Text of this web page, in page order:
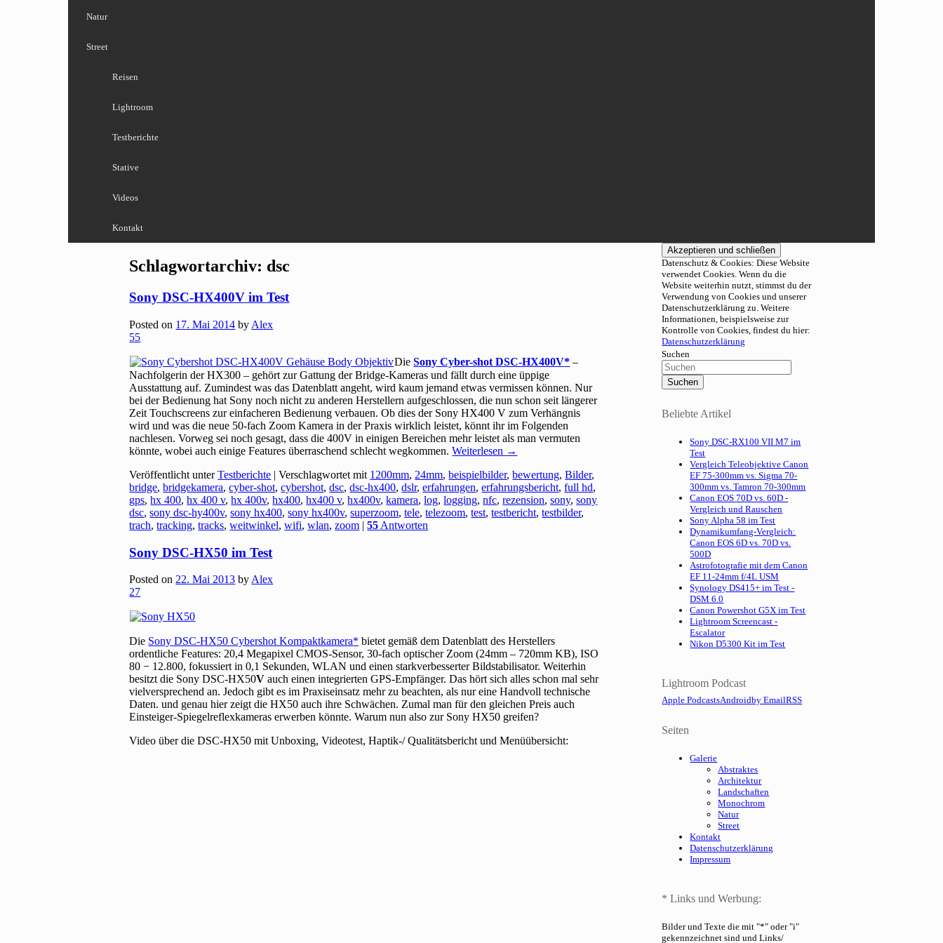
Natur
Street
Reisen
Lightroom
Testberichte
Stative
Videos
Kontakt
Schlagwortarchiv: dsc
Sony DSC-HX400V im Test
Posted on 17. Mai 2014 by Alex
55
DieSony Cyber-shot DSC-HX400V
–
Nachfolgerin der HX300 – gehört zur Gattung der Bridge-Kameras und fällt durch eine üppige
Ausstattung auf. Zumindest was das Datenblatt angeht, wird kaum jemand etwas vermissen können. Nur
bei der Bedienung hat Sony noch nicht zu anderen Herstellern aufgeschlossen, die nun schon seit längerer
Zeit Touchscreens zur einfacheren Bedienung verbauen. Ob dies der Sony HX400 V zum Verhängnis
wird und was die neue 50-fach Zoom Kamera in der Praxis wirklich leistet, könnt ihr im Folgenden
nachlesen. Vorweg sei noch gesagt, dass die 400V in einigen Bereichen mehr leistet als man vermuten
könnte, wobei auch einige Features überraschend schlecht wegkommen.Weiterlesen →
Veröffentlicht unter Testberichte |Verschlagwortet mit 1200mm, 24mm,beispielbilder,bewertung,Bilder,
bridge,bridgekamera,cyber-shot,cybershot,dsc,dsc-hx400,dslr,erfahrungen,erfahrungsbericht,full hd,
gps,hx 400,hx 400 v,hx 400v,hx400,hx400 v,hx400v,kamera,log,logging,nfc,rezension,sony,sony
dsc,sony dsc-hy400v,sony hx400,sony hx400v,superzoom,tele,telezoom,test,testbericht,testbilder,
trach,tracking,tracks,weitwinkel,wifi,wlan,zoom |55 Antworten
Sony DSC-HX50 im Test
Posted on22. Mai 2013 byAlex
27
Die Sony DSC-HX50 Cybershot Kompaktkamera
bietet gemäß dem Datenblatt des Herstellers
ordentliche Features: 20,4 Megapixel CMOS-Sensor, 30-fach optischer Zoom (24mm – 720mm KB), ISO
80 − 12.800, fokussiert in 0,1 Sekunden, WLAN und einen starkverbesserter Bildstabilisator. Weiterhin
besitzt die Sony DSC-HX50V auch einen integrierten GPS-Empfänger. Das hört sich alles schon mal sehr
vielversprechend an. Jedoch gibt es im Praxiseinsatz mehr zu beachten, als nur eine Handvoll technische
Daten. und genau hier zeigt die HX50 auch ihre Schwächen. Zumal man für den gleichen Preis auch
Einsteiger-Spiegelreflexkameras erwerben könnte. Warum nun also zur Sony HX50 greifen?
Video über die DSC-HX50 mit Unboxing, Videotest, Haptik-/ Qualitätsbericht und Menüübersicht:
Datenschutz & Cookies: Diese Website
verwendet Cookies. Wenn du die
Website weiterhin nutzt, stimmst du der
Verwendung von Cookies und unserer
Datenschutzerklärung zu. Weitere
Informationen, beispielsweise zur
Kontrolle von Cookies, findest du hier:
Datenschutzerklärung
Suchen
Beliebte Artikel
Sony DSC-RX100 VII M7 im
Test
Vergleich Teleobjektive Canon
EF 75-300mm vs. Sigma 70-
300mm vs. Tamron 70-300mm
Canon EOS 70D vs. 60D -
Vergleich und Rauschen
Sony Alpha 58 im Test
Dynamikumfang-Vergleich:
Canon EOS 6D vs. 70D vs.
500D
Astrofotografie mit dem Canon
EF 11-24mm f/4L USM
Synology DS415+ im Test -
DSM 6.0
Canon Powershot G5X im Test
Lightroom Screencast -
Escalator
Nikon D5300 Kit im Test
Lightroom Podcast
Apple PodcastsAndroidby EmailRSS
Seiten
Galerie
Abstraktes
Architektur
Landschaften
Monochrom
Natur
Street
Kontakt
Datenschutzerklärung
Impressum
* Links und Werbung:
Bilder und Texte die mit "*" oder "i"
gekennzeichnet sind und Links/